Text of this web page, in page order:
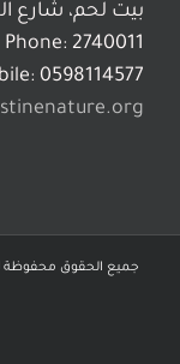
بيت لحم، شارع
Phone: 2740011
0598114577